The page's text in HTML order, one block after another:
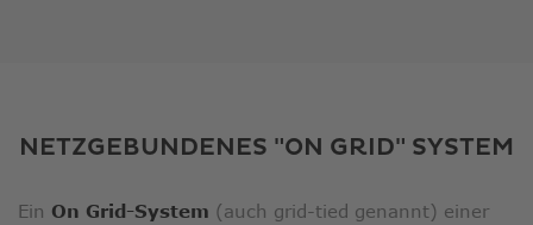
NETZGEBUNDENES "ON GRID" SYSTEM
Ein On Grid-System (auch grid-tied genannt) einer